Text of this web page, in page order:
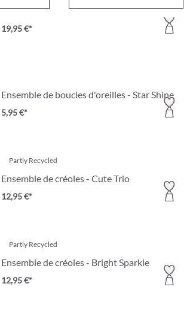
Ensemble de créoles - Mini Chic
19,95 €*
Ensemble de boucles d'oreilles - Star Shine
5,95 €*
Partly Recycled
Ensemble de créoles - Cute Trio
12,95 €*
Partly Recycled
Ensemble de créoles - Bright Sparkle
12,95 €*